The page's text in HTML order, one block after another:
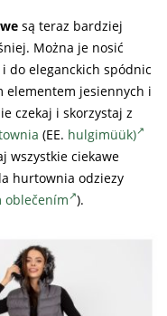
są teraz bardziej
Można je nosić
do eleganckich spódnic
elementem jesiennych i
czekaj i skorzystaj z
(EE. hulgimüük)
wszystkie ciekawe
hurtownia odziezy
oblečením ).